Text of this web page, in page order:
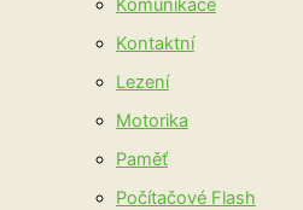
Komunikace
Kontaktní
Lezení
Motorika
Paměť
Počítačové Flash